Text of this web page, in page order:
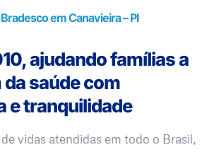
em Canavieira – PI
ajudando famílias a
saúde com
e tranquilidade
vidas atendidas em todo o Brasil,